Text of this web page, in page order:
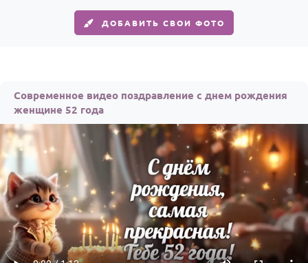
Женщине
Мужчине
Детям
Все родственники
ПЕРСОНАЛЬНЫЕ
Пожелания
По именам
По годам
ДОБАВИТЬ СВОИ ФОТО
Современное видео поздравление с днем рождения
женщине 52 года